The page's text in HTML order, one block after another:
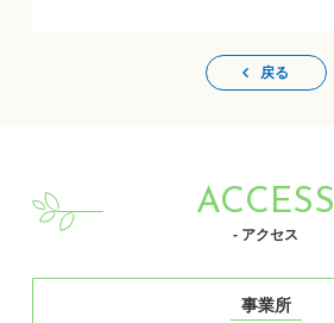
戻る
ACCESS
- アクセス
事業所